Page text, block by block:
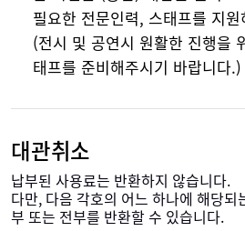
필요한 전문인력, 스태프를 지
(전시 및 공연시 원활한 진행을
태프를 준비해주시기 바랍니다.)
대관취소
납부된 사용료는 반환하지 않습니다.
다만, 다음 각호의 어느 하나에 해당되
부 또는 전부를 반환할 수 있습니다.